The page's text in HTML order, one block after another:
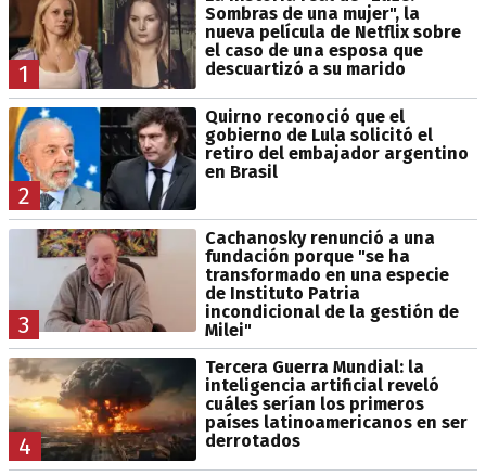
1
Sombras de una mujer", la
nueva película de Netflix sobre
el caso de una esposa que
descuartizó a su marido
2
Quirno reconoció que el
gobierno de Lula solicitó el
retiro del embajador argentino
en Brasil
3
Cachanosky renunció a una
fundación porque "se ha
transformado en una especie
de Instituto Patria
incondicional de la gestión de
Milei"
4
Tercera Guerra Mundial: la
inteligencia artificial reveló
cuáles serían los primeros
países latinoamericanos en ser
derrotados